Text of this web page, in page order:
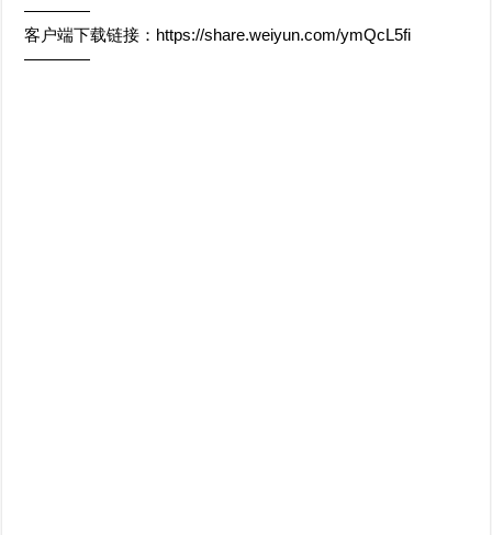
————
客户端下载链接：https://share.weiyun.com/ymQcL5fi
————